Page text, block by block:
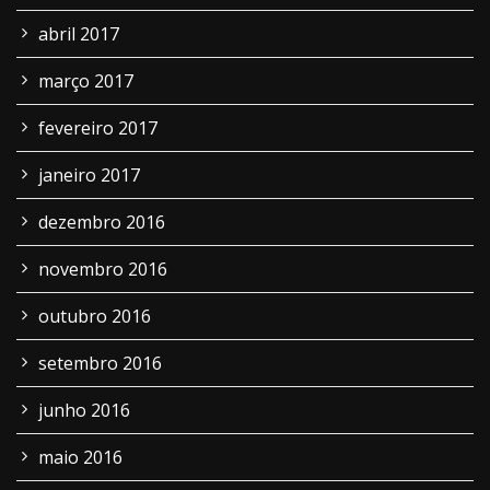
abril 2017
março 2017
fevereiro 2017
janeiro 2017
dezembro 2016
novembro 2016
outubro 2016
setembro 2016
junho 2016
maio 2016